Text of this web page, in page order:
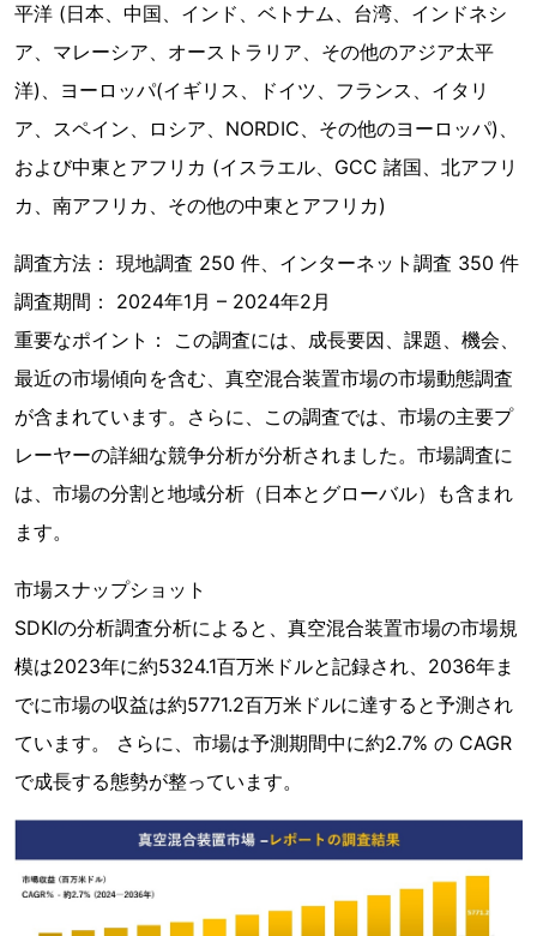
平洋 (日本、中国、インド、ベトナム、台湾、インドネシ
ア、マレーシア、オーストラリア、その他のアジア太平
洋)、ヨーロッパ(イギリス、ドイツ、フランス、イタリ
ア、スペイン、ロシア、NORDIC、その他のヨーロッパ)、
および中東とアフリカ (イスラエル、GCC 諸国、北アフリ
カ、南アフリカ、その他の中東とアフリカ)
調査方法： 現地調査 250 件、インターネット調査 350 件
調査期間： 2024年1月 – 2024年2月
重要なポイント： この調査には、成長要因、課題、機会、
最近の市場傾向を含む、真空混合装置市場の市場動態調査
が含まれています。さらに、この調査では、市場の主要プ
レーヤーの詳細な競争分析が分析されました。市場調査に
は、市場の分割と地域分析（日本とグローバル）も含まれ
ます。
市場スナップショット
SDKIの分析調査分析によると、真空混合装置市場の市場規
模は2023年に約5324.1百万米ドルと記録され、2036年ま
でに市場の収益は約5771.2百万米ドルに達すると予測され
ています。 さらに、市場は予測期間中に約2.7% の CAGR
で成長する態勢が整っています。